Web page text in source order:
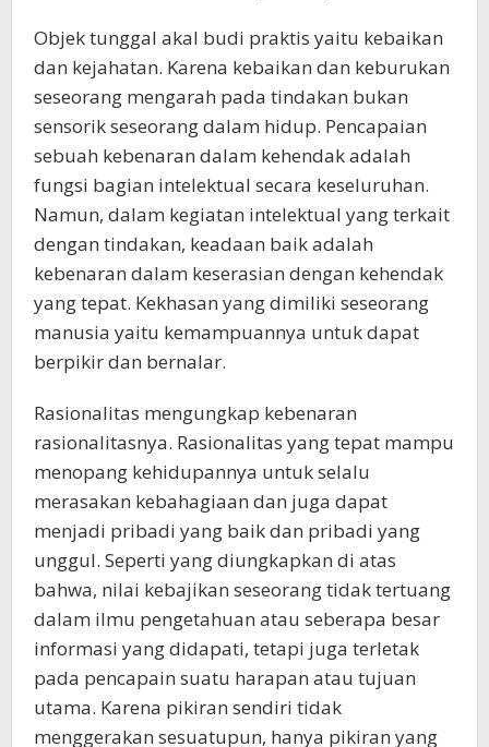
Objek tunggal akal budi praktis yaitu kebaikan
dan kejahatan. Karena kebaikan dan keburukan
seseorang mengarah pada tindakan bukan
sensorik seseorang dalam hidup. Pencapaian
sebuah kebenaran dalam kehendak adalah
fungsi bagian intelektual secara keseluruhan.
Namun, dalam kegiatan intelektual yang terkait
dengan tindakan, keadaan baik adalah
kebenaran dalam keserasian dengan kehendak
yang tepat. Kekhasan yang dimiliki seseorang
manusia yaitu kemampuannya untuk dapat
berpikir dan bernalar.
Rasionalitas mengungkap kebenaran
rasionalitasnya. Rasionalitas yang tepat mampu
menopang kehidupannya untuk selalu
merasakan kebahagiaan dan juga dapat
menjadi pribadi yang baik dan pribadi yang
unggul. Seperti yang diungkapkan di atas
bahwa, nilai kebajikan seseorang tidak tertuang
dalam ilmu pengetahuan atau seberapa besar
informasi yang didapati, tetapi juga terletak
pada pencapain suatu harapan atau tujuan
utama. Karena pikiran sendiri tidak
menggerakan sesuatupun, hanya pikiran yang